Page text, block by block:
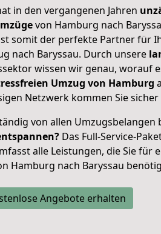
in den vergangenen Jahren
von Hamburg nach
somit der perfekte Partner für
nach Baryssau. Durch unsere
wissen wir genau, worauf
Umzug von Hamburg
Netzwerk kommen Sie sicher
von allen Umzugsbelangen
Das Full-Service-
alle Leistungen, die Sie für
Hamburg nach Baryssau
Angebote erhalten